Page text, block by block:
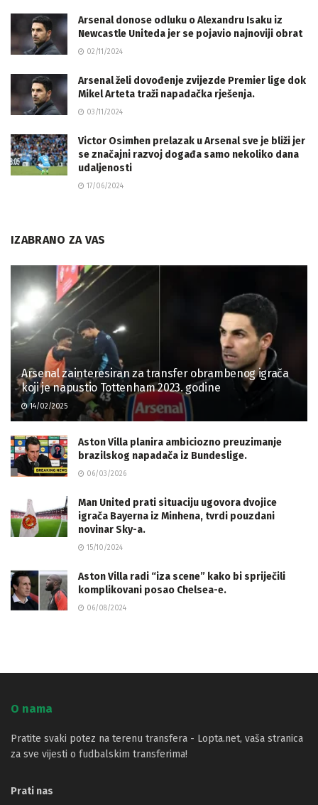
Arsenal donose odluku o Alexandru Isaku iz
Newcastle Uniteda jer se pojavio najnoviji obrat
02/11/2024
Arsenal želi dovođenje zvijezde Premier lige dok
Mikel Arteta traži napadačka rješenja.
03/11/2024
Victor Osimhen prelazak u Arsenal sve je bliži jer
se značajni razvoj događa samo nekoliko dana
udaljenosti
17/06/2024
IZABRANO ZA VAS
Arsenal zainteresiran za transfer obrambenog igrača
koji je napustio Tottenham 2023. godine
14/02/2025
Aston Villa planira ambiciozno preuzimanje
brazilskog napadača iz Bundeslige.
06/03/2026
Man United prati situaciju ugovora dvojice
igrača Bayerna iz Minhena, tvrdi pouzdani
novinar Sky-a.
15/10/2024
Aston Villa radi “iza scene” kako bi spriječili
komplikovani posao Chelsea-e.
06/08/2024
O nama
Pratite svaki potez na terenu transfera - Lopta.net, vaša stranica
za sve vijesti o fudbalskim transferima!
Prati nas